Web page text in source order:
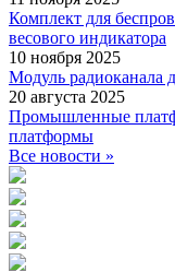
Комплект для
весового индикатора
10 ноября 2025
Модуль радиоканала
20 августа 2025
Промышленные
платформы
Все новости »